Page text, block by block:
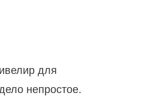
для
непростое.